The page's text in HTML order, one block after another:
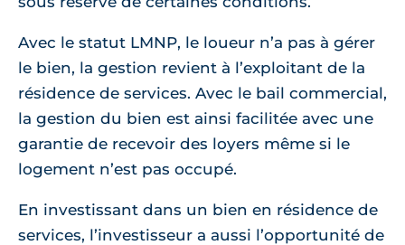
Avec le statut LMNP, le loueur n’a pas à gérer
le bien, la gestion revient à l’exploitant de la
résidence de services. Avec le bail commercial,
la gestion du bien est ainsi facilitée avec une
garantie de recevoir des loyers même si le
logement n’est pas occupé.
En investissant dans un bien en résidence de
services, l’investisseur a aussi l’opportunité de